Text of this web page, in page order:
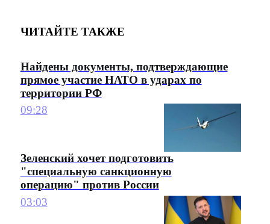
ЧИТАЙТЕ ТАКЖЕ
Найдены документы, подтверждающие
прямое участие НАТО в ударах по
территории РФ
09:28
Зеленский хочет подготовить
"специальную санкционную
операцию" против России
03:03